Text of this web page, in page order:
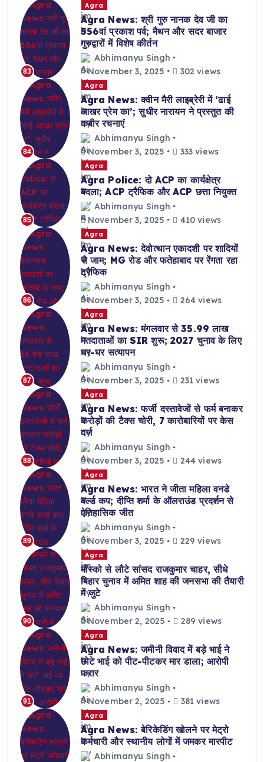
83
Agra
Agra News: श्री गुरु नानक देव जी का
556वां प्रकाश पर्व; मैथन और सदर बाजार
गुरुद्वारों में विशेष कीर्तन
Abhimanyu Singh
November 3, 2025
302 views
84
Agra
Agra News: क्वीन मैरी लाइब्रेरी में ‘ढाई
आखर प्रेम का’; सुधीर नारायन ने प्रस्तुत की
कबीर रचनाएं
Abhimanyu Singh
November 3, 2025
333 views
85
Agra
Agra Police: दो ACP का कार्यक्षेत्र
बदला; ACP ट्रैफिक और ACP छत्ता नियुक्त
Abhimanyu Singh
November 3, 2025
410 views
86
Agra
Agra News: देवोत्थान एकादशी पर शादियों
से जाम; MG रोड और फतेहाबाद पर रेंगता रहा
ट्रैफिक
Abhimanyu Singh
November 3, 2025
264 views
87
Agra
Agra News: मंगलवार से 35.99 लाख
मतदाताओं का SIR शुरू; 2027 चुनाव के लिए
घर-घर सत्यापन
Abhimanyu Singh
November 3, 2025
231 views
88
Agra
Agra News: फर्जी दस्तावेजों से फर्म बनाकर
करोड़ों की टैक्स चोरी, 7 कारोबारियों पर केस
दर्ज
Abhimanyu Singh
November 3, 2025
244 views
89
Agra
Agra News: भारत ने जीता महिला वनडे
वर्ल्ड कप; दीप्ति शर्मा के ऑलराउंड प्रदर्शन से
ऐतिहासिक जीत
Abhimanyu Singh
November 3, 2025
229 views
90
Agra
मॉस्को से लौटे सांसद राजकुमार चाहर, सीधे
बिहार चुनाव में अमित शाह की जनसभा की तैयारी
में जुटे
Abhimanyu Singh
November 2, 2025
289 views
91
Agra
Agra News: जमीनी विवाद में बड़े भाई ने
छोटे भाई को पीट-पीटकर मार डाला; आरोपी
फरार
Abhimanyu Singh
November 2, 2025
381 views
Agra
Agra News: बेरिकेडिंग खोलने पर मेट्रो
कर्मचारी और स्थानीय लोगों में जमकर मारपीट
Abhimanyu Singh